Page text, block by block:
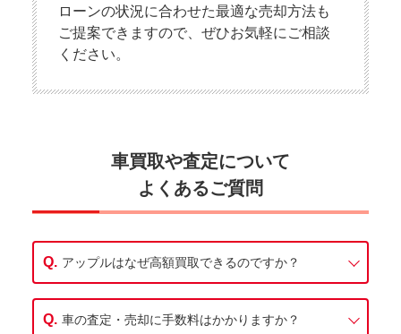
ローンの状況に合わせた最適な売却方法も
ご提案できますので、ぜひお気軽にご相談
ください。
車買取や査定について
よくあるご質問
アップルはなぜ高額買取できるのですか？
車の査定・売却に手数料はかかりますか？